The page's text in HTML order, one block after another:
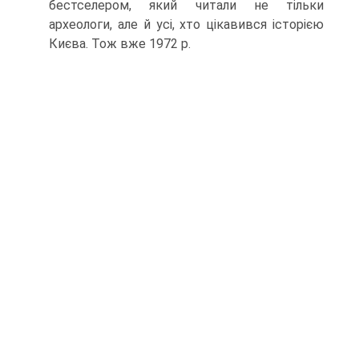
бестселером, який читали не тільки
археологи, але й усі, хто цікавився історією
Києва. Тож вже 1972 р.